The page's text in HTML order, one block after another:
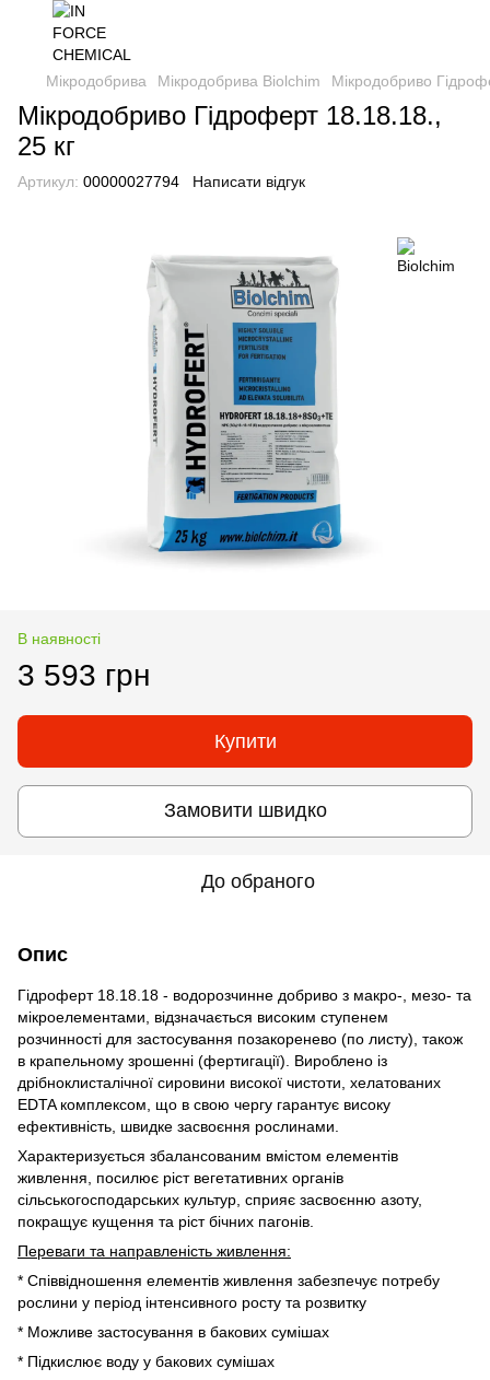
Мікродобрива Мікродобрива Biolchim Мікродобриво
Мікродобриво Гідроферт 18.18.18.,
25 кг
Артикул: 00000027794 Написати відгук
В наявності
3 593 грн
Купити
Замовити швидко
До обраного
Опис
Гідроферт 18.18.18 - водорозчинне добриво з макро-, мезо- та
мікроелементами, відзначається високим ступенем
розчинності для застосування позакоренево (по листу), також
в крапельному зрошенні (фертигації). Вироблено із
дрібноклисталічної сировини високої чистоти, хелатованих
EDTA комплексом, що в свою чергу гарантує високу
ефективність, швидке засвоєння рослинами.
Характеризується збалансованим вмістом елементів
живлення, посилює ріст вегетативних органів
сільськогосподарських культур, сприяє засвоєнню азоту,
покращує кущення та ріст бічних пагонів.
Переваги та направленість живлення:
* Співвідношення елементів живлення забезпечує потребу
рослини у період інтенсивного росту та розвитку
* Можливе застосування в бакових сумішах
* Підкислює воду у бакових сумішах